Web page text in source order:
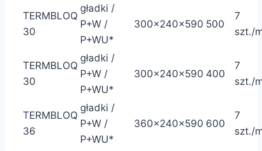
TERMBLOQ
30
gładki /
P+W /
P+WU*
300x240x590 500
7
szt./
TERMBLOQ
30
gładki /
P+W /
P+WU*
300x240x590 400
7
szt./
TERMBLOQ
36
gładki /
P+W /
P+WU*
360x240x590 600
7
szt./